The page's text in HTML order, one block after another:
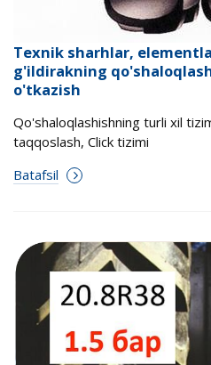
Texnik sharhlar,
g'ildirakning
o'tkazish
Qo'shaloqlashishning turli xil
taqqoslash, Click tizimi
Batafsil